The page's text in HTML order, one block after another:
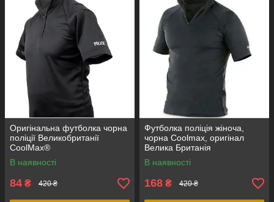
Оригінальна футболка чорна
поліції Великобританії
CoolMax®
В наявності
84 ₴ 420 ₴
Футболка поліція жіноча,
чорна Coolmax, оригінал
Велика Британія
В наявності
168 ₴ 420 ₴